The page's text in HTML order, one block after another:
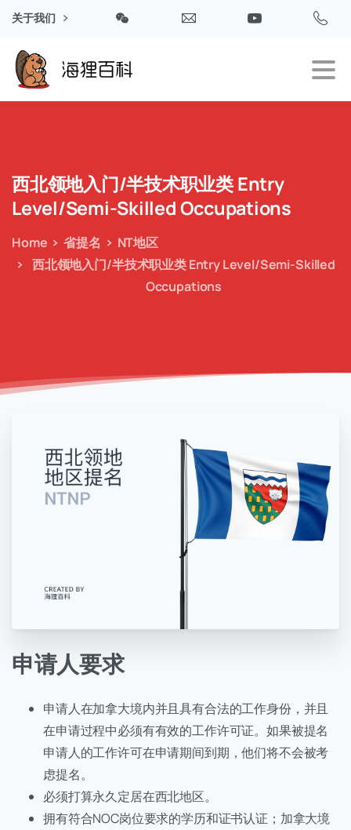
关于我们
西北领地入门/半技术职业类Entry
Level/Semi-SkilledOccupations
Home 省提名
NT地区
西北领地入门/半技术职业类 Entry Level/Semi-Skilled
Occupations
申请人要求
申请人在加拿大境内并且具有合法的工作身份，并且
在申请过程中必须有有效的工作许可证。如果被提名
申请人的工作许可在申请期间到期，他们将不会被考
虑提名。
必须打算永久定居在西北地区。
拥有符合NOC岗位要求的学历和证书认证；加拿大境